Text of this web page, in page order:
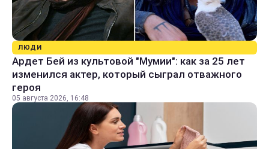
ЛЮДИ
Ардет Бей из культовой "Мумии": как за 25 лет
изменился актер, который сыграл отважного
героя
05 августа 2026, 16:48